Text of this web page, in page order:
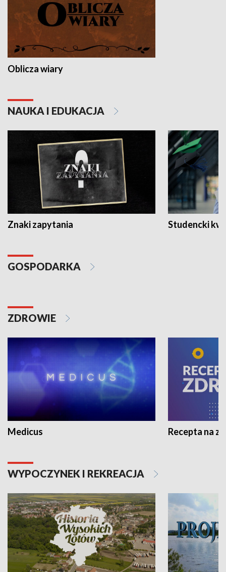
Oblicza wiary
NAUKA I EDUKACJA
Znaki zapytania Studencki
GOSPODARKA
ZDROWIE
Medicus Recepta na
WYPOCZYNEK I REKREACJA